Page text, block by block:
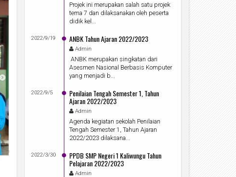
Projek ini merupakan salah satu projek
tema 7 dan dilaksanakan oleh peserta
didik kel...
ANBK Tahun Ajaran 2022/2023
Admin
2022/9/19
ANBK merupakan singkatan dari
Asesmen Nasional Berbasis Komputer
yang menjadi b...
Penilaian Tengah Semester 1, Tahun
Ajaran 2022/2023
Admin
2022/9/5
Agenda kegiatan sekolah Penilaian
Tengah Semester 1, Tahun Ajaran
2022/2023 dilaksana...
PPDB SMP Negeri 1 Kaliwungu Tahun
Pelajaran 2022/2023
Admin
2022/3/30